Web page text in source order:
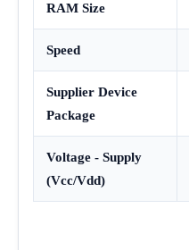
RAM Size
Speed
Supplier Device
Package
Voltage - Supply
(Vcc/Vdd)